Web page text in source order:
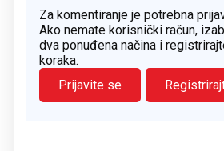
Za komentiranje je potrebna
Ako nemate korisnički račun,
dva ponuđena načina i
koraka.
Prijavite se